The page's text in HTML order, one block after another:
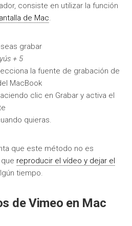
consiste en utilizar la función
de Mac.
grabar
+ 5
la fuente de grabación de
MacBook
clic en Grabar y activa el
quieras.
que este método no es
reproducir el vídeo y dejar el
tiempo.
de Vimeo en Mac